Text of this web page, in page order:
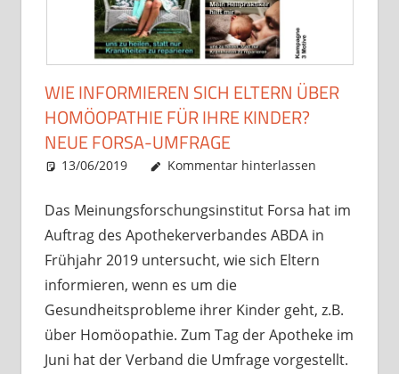
WIE INFORMIEREN SICH ELTERN ÜBER
HOMÖOPATHIE FÜR IHRE KINDER?
NEUE FORSA-UMFRAGE
13/06/2019 Christian J. Becker
Allgemein
Kommentar hinterlassen
Das Meinungsforschungsinstitut Forsa hat im
Auftrag des Apothekerverbandes ABDA in
Frühjahr 2019 untersucht, wie sich Eltern
informieren, wenn es um die
Gesundheitsprobleme ihrer Kinder geht, z.B.
über Homöopathie. Zum Tag der Apotheke im
Juni hat der Verband die Umfrage vorgestellt.